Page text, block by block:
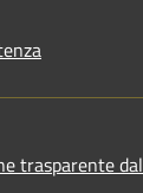
trasparente